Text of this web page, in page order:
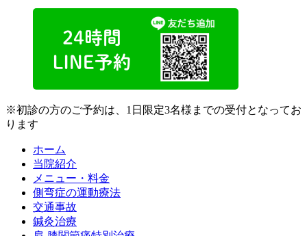
※初診の方のご予約は、1日限定3名様までの受付となってお
ります
ホーム
当院紹介
メニュー・料金
側弯症の運動療法
交通事故
鍼灸治療